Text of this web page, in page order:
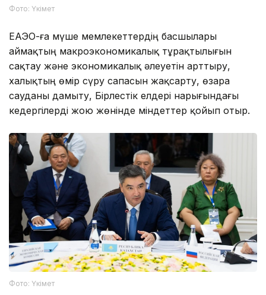
Фото: Үкімет
ЕАЭО-ға мүше мемлекеттердің басшылары
аймақтың макроэкономикалық тұрақтылығын
сақтау және экономикалық әлеуетін арттыру,
халықтың өмір сүру сапасын жақсарту, өзара
сауданы дамыту, Бірлестік елдері нарығындағы
кедергілерді жою жөнінде міндеттер қойып отыр.
Фото: Үкімет